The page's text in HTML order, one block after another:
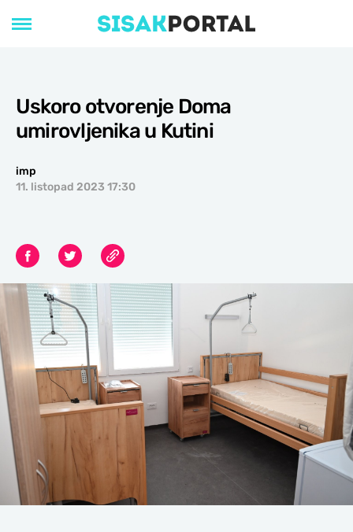
Uskoro otvorenje Doma
umirovljenika u Kutini
imp
11. listopad 2023 17:30